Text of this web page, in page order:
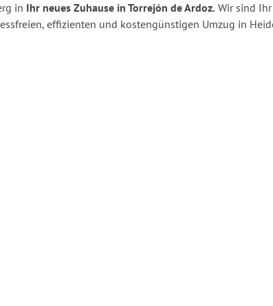
in Ihr neues Zuhause in Torrejón de Ardoz. Wir sind
effizienten und kostengünstigen Umzug in